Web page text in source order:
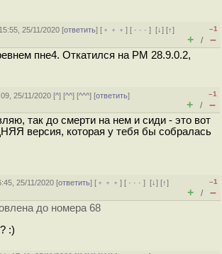
25/11/2020 [ответить] [ ﹢﹢﹢] [ · · ·][↓] [↑]
–1
+ / –
пне4. Откатился на PM 28.9.0.2,
25/11/2020 [^] [^^] [^^^] [ответить]
–1
+ / –
так до смерти на нем и сиди - это вот
версия, которая у тебя бы собралась
25/11/2020 [ответить] [ ﹢﹢﹢] [ · · ·][↓] [↑]
–1
+ / –
до номера 68
:)